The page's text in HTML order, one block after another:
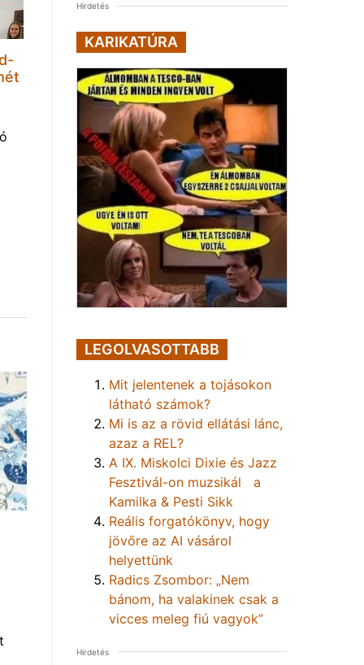
Hirdetés
KARIKATÚRA
LEGOLVASOTTABB
Mit jelentenek a tojásokon
látható számok?
Mi is az a rövid ellátási lánc,
azaz a REL?
A IX. Miskolci Dixie és Jazz
Fesztivál-on muzsikál a
Kamilka & Pesti Sikk
Reális forgatókönyv, hogy
jövőre az AI vásárol
helyettünk
Radics Zsombor: „Nem
bánom, ha valakinek csak a
vicces meleg fiú vagyok”
Hirdetés